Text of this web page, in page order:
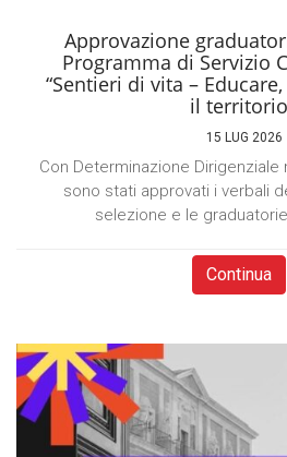
Approvazione
Programma di Servizio
“Sentieri di vita –
il
15 LUG 2026
Con Determinazione Dirigenziale
sono stati approvati i verbali
selezione e le
Continua